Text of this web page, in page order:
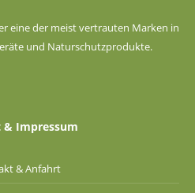
eine der meist vertrauten Marken in
und Naturschutzprodukte.
& Impressum
& Anfahrt